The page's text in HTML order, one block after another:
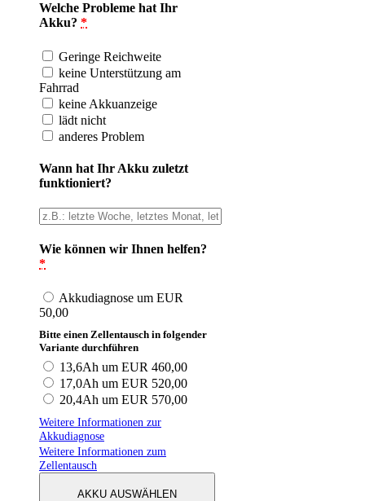
Welche Probleme hat Ihr
Akku? *
Geringe Reichweite
keine Unterstützung am
Fahrrad
keine Akkuanzeige
lädt nicht
anderes Problem
Wann hat Ihr Akku zuletzt
funktioniert?
Wie können wir Ihnen helfen?
*
Akkudiagnose um EUR
50,00
Bitte einen Zellentausch in folgender
Variante durchführen
13,6Ah um EUR 460,00
17,0Ah um EUR 520,00
20,4Ah um EUR 570,00
Weitere Informationen zur
Akkudiagnose
Weitere Informationen zum
Zellentausch
AKKU AUSWÄHLEN